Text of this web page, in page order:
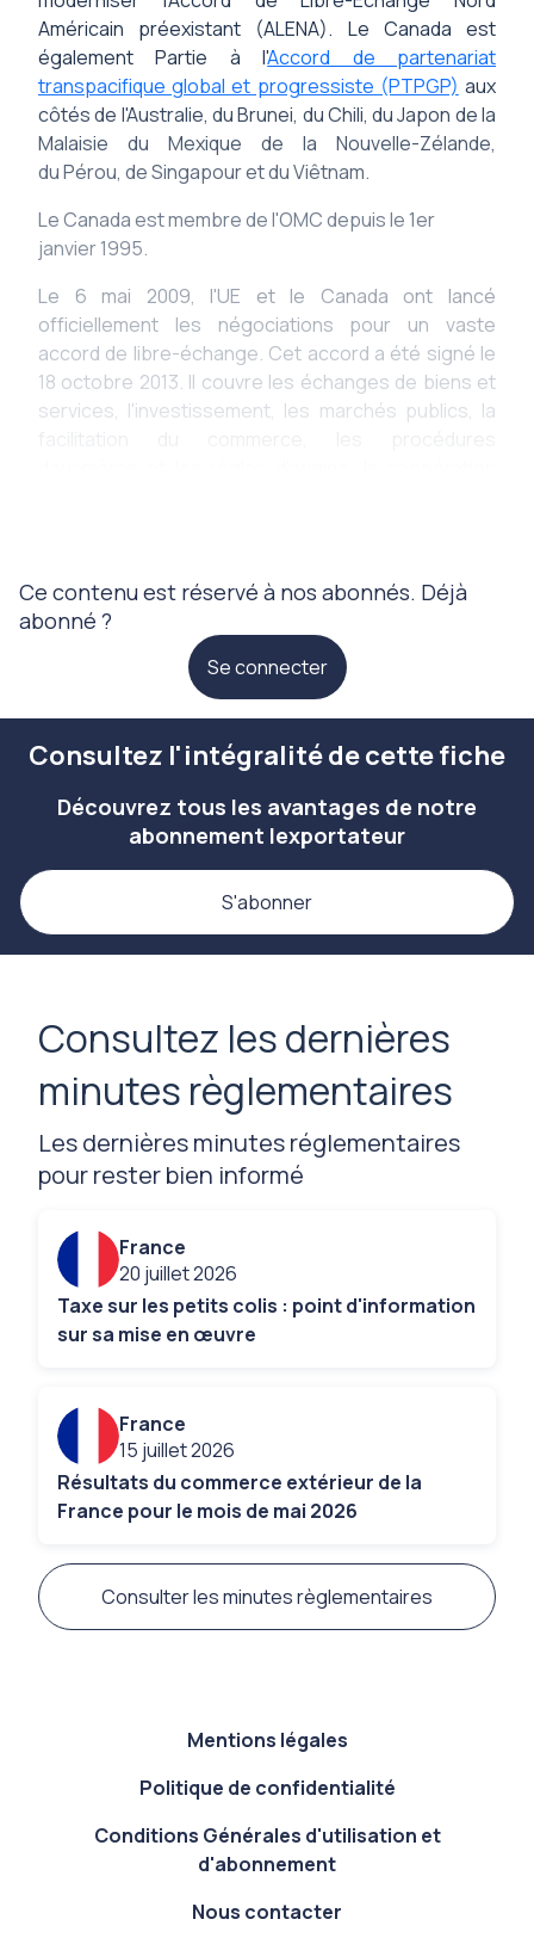
Américain préexistant (ALENA). Le Canada est
également Partie à l'Accord de partenariat
transpacifique global et progressiste (PTPGP) aux
côtés de l'Australie, du Brunei, du Chili, du Japon de la
Malaisie du Mexique de la Nouvelle-Zélande,
du Pérou, de Singapour et du Viêtnam.
Le Canada est membre de l'OMC depuis le 1er
janvier 1995.
Le 6 mai 2009, l'UE et le Canada ont lancé
officiellement les négociations pour un vaste
accord de libre-échange. Cet accord a été signé le
18 octobre 2013. Il couvre les échanges de biens et
services, l'investissement, les marchés publics, la
Ce contenu est réservé à nos abonnés. Déjà
abonné ?
Se connecter
Consultez l'intégralité de cette fiche
Découvrez tous les avantages de notre
abonnement lexportateur
S'abonner
Consultez les dernières
minutes règlementaires
Les dernières minutes réglementaires
pour rester bien informé
France
20 juillet 2026
Taxe sur les petits colis : point d'information
sur sa mise en œuvre
France
15 juillet 2026
Résultats du commerce extérieur de la
France pour le mois de mai 2026
Consulter les minutes règlementaires
Footer Exportateur
Mentions légales
Politique de confidentialité
Conditions Générales d'utilisation et
d'abonnement
Nous contacter